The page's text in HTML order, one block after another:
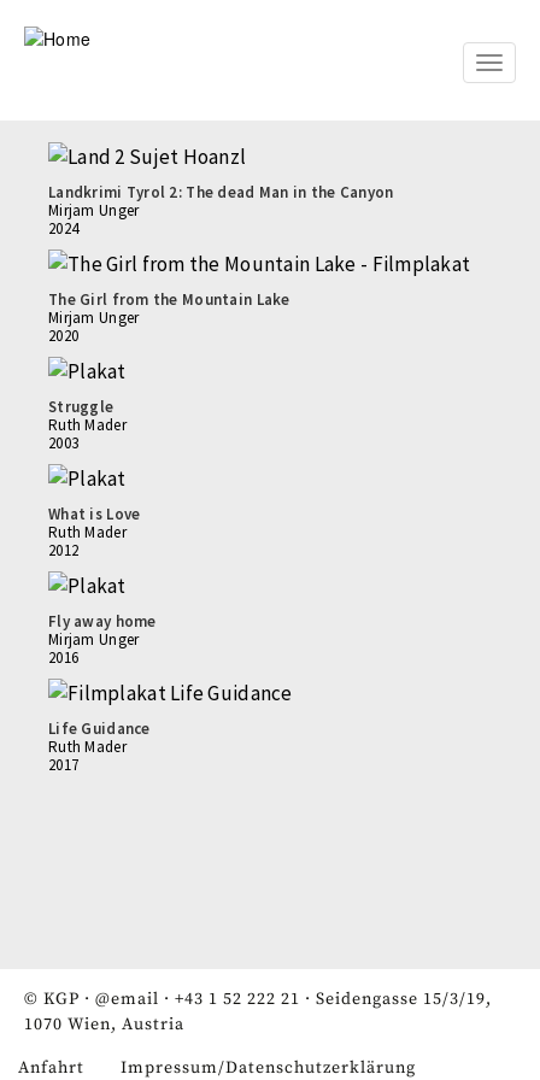
Toggle
Landkrimi Tyrol 2: The dead Man in the Canyon
Mirjam Unger
2024
The Girl from the Mountain Lake
Mirjam Unger
2020
Struggle
Ruth Mader
2003
What is Love
Ruth Mader
2012
Fly away home
Mirjam Unger
2016
Life Guidance
Ruth Mader
2017
© KGP · @email · +43 1 52 222 21 · Seidengasse 15/3/19,
1070 Wien, Austria
Anfahrt Impressum/Datenschutzerklärung